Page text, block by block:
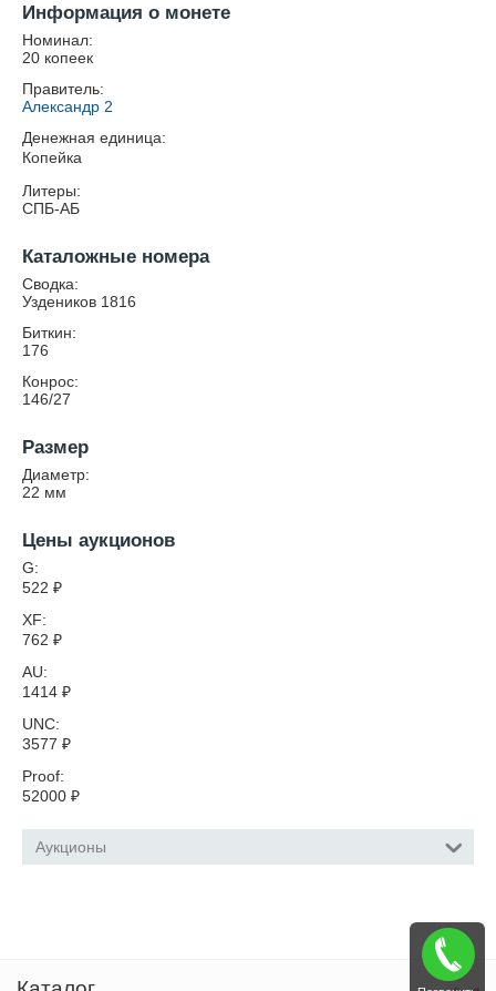
Информация о монете
Номинал:
20 копеек
Правитель:
Александр 2
Денежная единица:
Копейка
Литеры:
СПБ-АБ
Каталожные номера
Сводка:
Уздеников 1816
Биткин:
176
Конрос:
146/27
Размер
Диаметр:
22 мм
Цены аукционов
G:
522 ₽
XF:
762 ₽
AU:
1414 ₽
UNC:
3577 ₽
Proof:
52000 ₽
Аукционы